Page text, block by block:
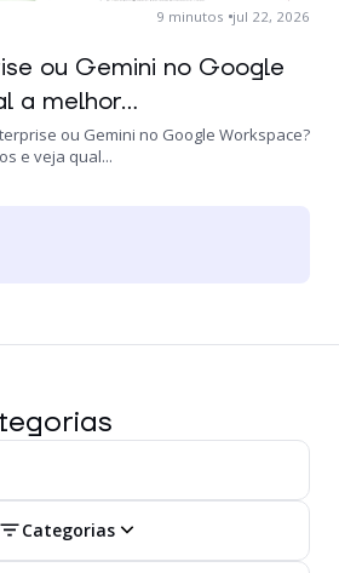
9 minutos jul 22, 2026
ou Gemini no Google
a melhor...
ou Gemini no Google Workspace?
e veja qual...
Categorias